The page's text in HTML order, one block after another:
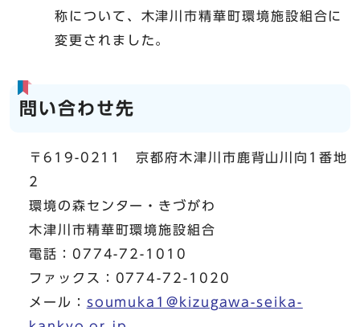
称について、木津川市精華町環境施設組合に
変更されました。
問い合わせ先
〒619-0211 京都府木津川市鹿背山川向1番地
2
環境の森センター・きづがわ
木津川市精華町環境施設組合
電話：0774-72-1010
ファックス：0774-72-1020
メール： soumuka1@kizugawa-seika-